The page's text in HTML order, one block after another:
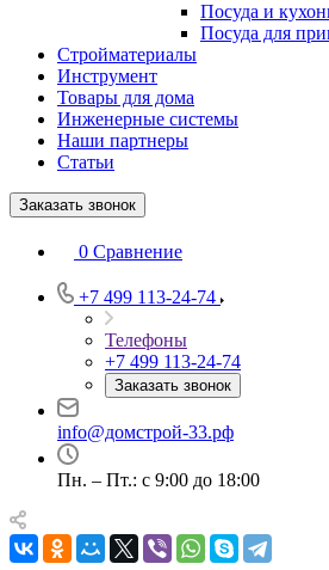
Посуда и
Посуда для
Стройматериалы
Инструмент
Товары для дома
Инженерные системы
Наши партнеры
Статьи
Заказать звонок
0 Сравнение
+7 499 113-24-74
Телефоны
+7 499 113-24-74
Заказать звонок
info@домстрой-33.рф
Пн. – Пт.: с 9:00 до 18:00